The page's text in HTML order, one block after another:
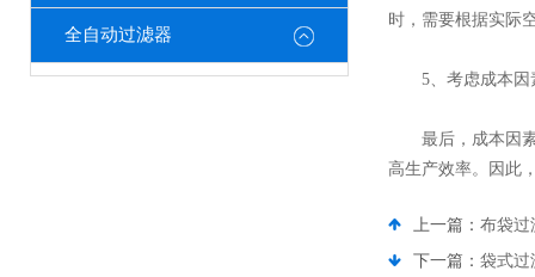
全自动过滤器
时，需要根据实际
5、考虑成本因
最后，成本因素
高生产效率。因此
上一篇： 布袋过
下一篇： 袋式过